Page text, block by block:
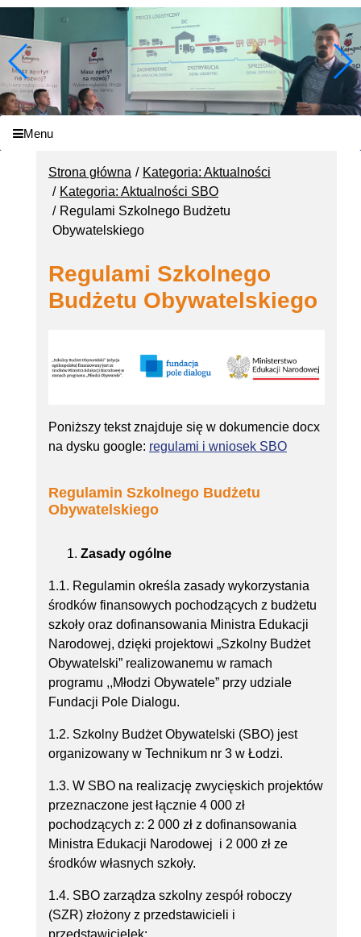
Menu
Strona główna
Kategoria: Aktualności
Kategoria: Aktualności SBO
Regulami Szkolnego Budżetu
Obywatelskiego
Regulami Szkolnego
Budżetu Obywatelskiego
Poniższy tekst znajduje się w dokumencie docx
na dysku google: regulami i wniosek SBO
Regulamin Szkolnego Budżetu
Obywatelskiego
Zasady ogólne
1.1. Regulamin określa zasady wykorzystania
środków finansowych pochodzących z budżetu
szkoły oraz dofinansowania Ministra Edukacji
Narodowej, dzięki projektowi „Szkolny Budżet
Obywatelski” realizowanemu w ramach
programu ,,Młodzi Obywatele” przy udziale
Fundacji Pole Dialogu.
1.2. Szkolny Budżet Obywatelski (SBO) jest
organizowany w Technikum nr 3 w Łodzi.
1.3. W SBO na realizację zwycięskich projektów
przeznaczone jest łącznie 4 000 zł
pochodzących z: 2 000 zł z dofinansowania
Ministra Edukacji Narodowej i 2 000 zł ze
środków własnych szkoły.
1.4. SBO zarządza szkolny zespół roboczy
(SZR) złożony z przedstawicieli i